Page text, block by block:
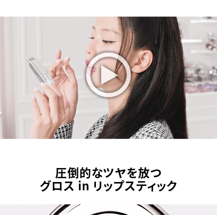
圧倒的なツヤを放つ
グロス in リップスティック